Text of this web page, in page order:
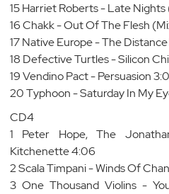
15 Harriet Roberts - Late Nights
16 Chakk - Out Of The Flesh
17 Native Europe - The
18 Defective Turtles - Silicon
19 Vendino Pact - Persuasion
20 Typhoon - Saturday In My
CD4
1 Peter Hope, The
Kitchenette 4:06
2 Scala Timpani - Winds Of
3 One Thousand Violins -